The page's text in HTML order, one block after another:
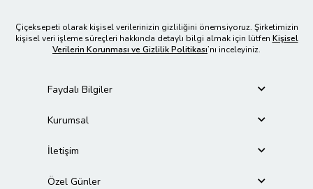
Çiçeksepeti olarak kişisel verilerinizin gizliliğini önemsiyoruz. Şirketimizin
kişisel veri işleme süreçleri hakkında detaylı bilgi almak için lütfen Kişisel
Verilerin Korunması ve Gizlilik Politikası’nı inceleyiniz.
Faydalı Bilgiler
Kurumsal
İletişim
Özel Günler